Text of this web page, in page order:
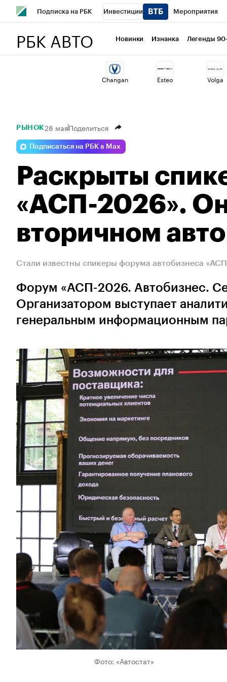
Подписка на РБК Инвестиции Мероприятия
РБК Бизнес-среда Дискуссионный клуб
Проверка контрагентов Политика
РБК АВТО Новинки Изнанка Легенды
Changan Esteo Volga
РЫНОК 28 маяПоделиться
Подписаться на РБК в Max
Раскрыты
«АСП-2026».
вторичном
Стали известны спикеры форума автобизнеса
Форум «АСП-2026. Автобизнес.
Организатором выступает
генеральным информационным
Фото: «Автостат»